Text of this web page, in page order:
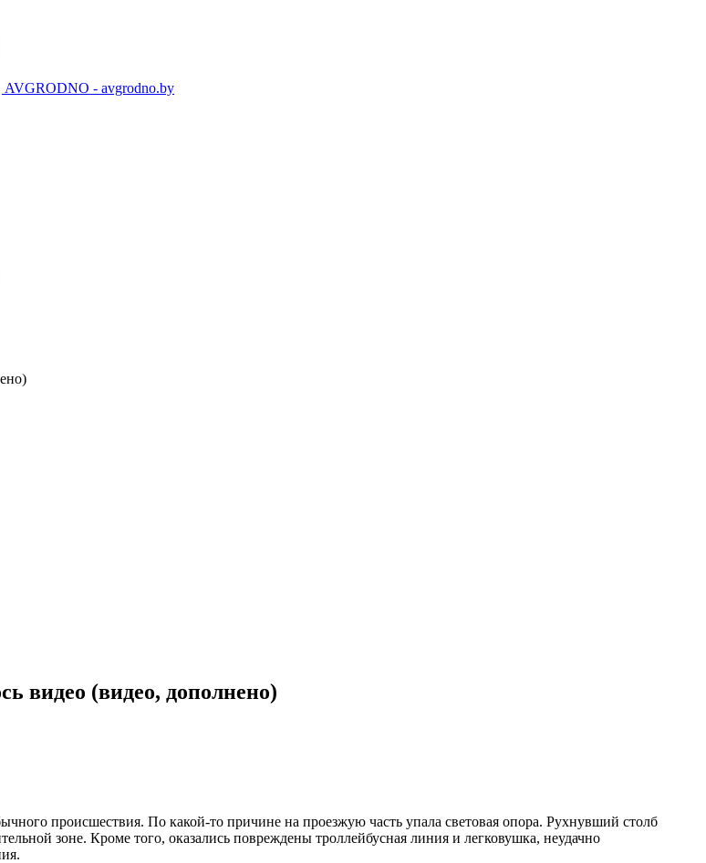
AVGRODNO - avgrodno.by
видео (видео, дополнено)
происшествия. По какой-то причине на проезжую часть упала световая опора. Рухнувший столб
зоне. Кроме того, оказались повреждены троллейбусная линия и легковушка, неудачно